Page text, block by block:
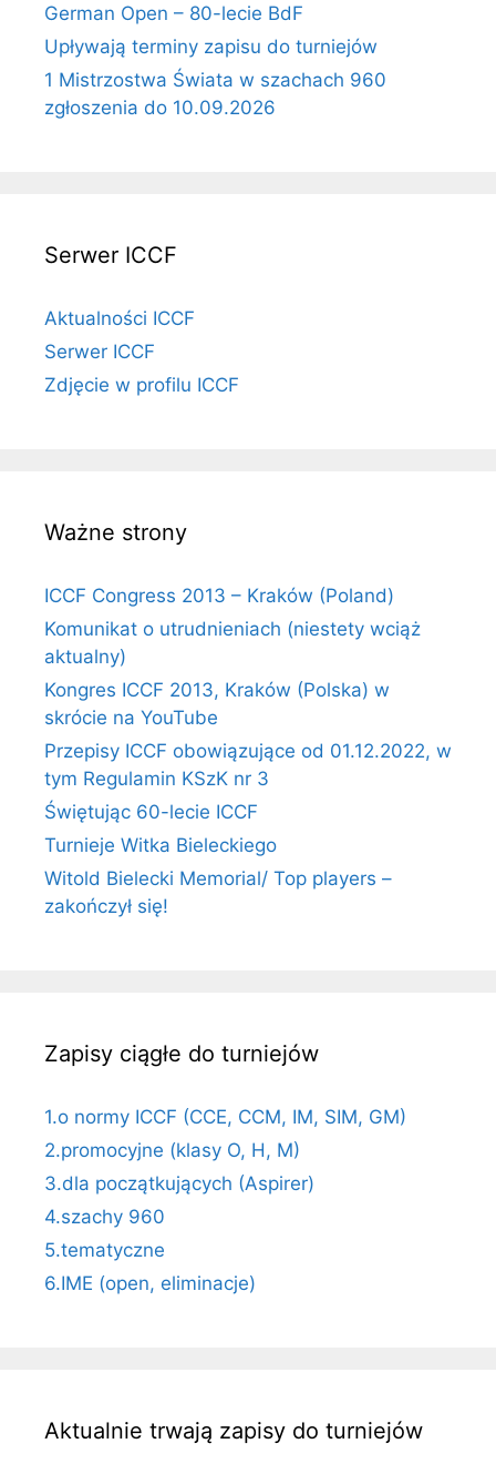
German Open – 80-lecie BdF
Upływają terminy zapisu do turniejów
1 Mistrzostwa Świata w szachach 960
zgłoszenia do 10.09.2026
Serwer ICCF
Aktualności ICCF
Serwer ICCF
Zdjęcie w profilu ICCF
Ważne strony
ICCF Congress 2013 – Kraków (Poland)
Komunikat o utrudnieniach (niestety wciąż
aktualny)
Kongres ICCF 2013, Kraków (Polska) w
skrócie na YouTube
Przepisy ICCF obowiązujące od 01.12.2022, w
tym Regulamin KSzK nr 3
Świętując 60-lecie ICCF
Turnieje Witka Bieleckiego
Witold Bielecki Memorial/ Top players –
zakończył się!
Zapisy ciągłe do turniejów
1.o normy ICCF (CCE, CCM, IM, SIM, GM)
2.promocyjne (klasy O, H, M)
3.dla początkujących (Aspirer)
4.szachy 960
5.tematyczne
6.IME (open, eliminacje)
Aktualnie trwają zapisy do turniejów